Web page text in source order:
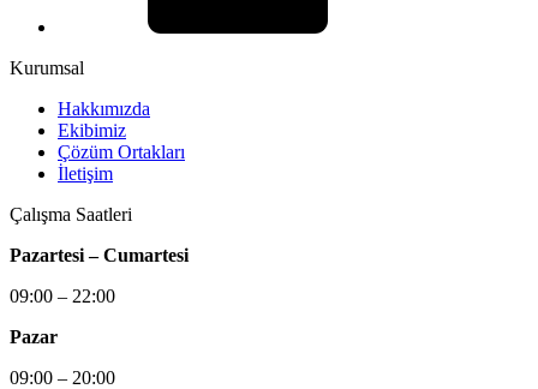
Kurumsal
Hakkımızda
Ekibimiz
Çözüm Ortakları
İletişim
Çalışma Saatleri
Pazartesi – Cumartesi
09:00 – 22:00
Pazar
09:00 – 20:00